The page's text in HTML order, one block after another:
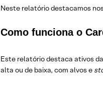
Neste relatório destacamos
Como funciona o
Este relatório destaca ativos
alta ou de baixa, com alvos e